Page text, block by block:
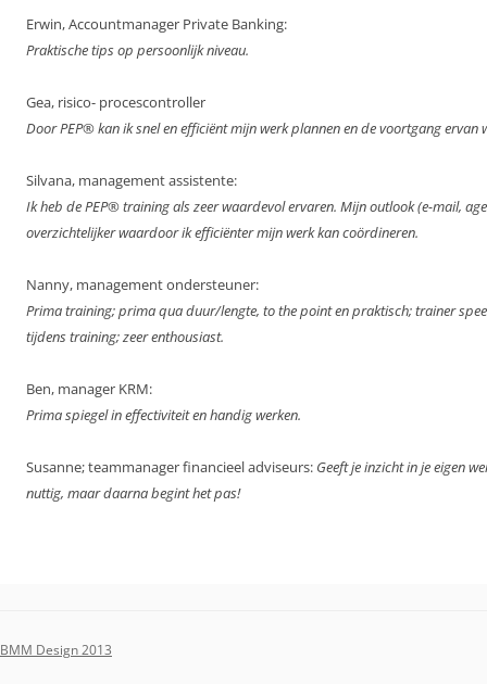
Erwin, Accountmanager Private Banking:
Praktische tips op persoonlijk niveau.
Gea, risico- procescontroller
Door PEP® kan ik snel en efficiënt mijn werk plannen en de voortgang ervan
Silvana, management assistente:
Ik heb de PEP® training als zeer waardevol ervaren. Mijn outlook (e-mail,
overzichtelijker waardoor ik efficiënter mijn werk kan coördineren.
Nanny, management ondersteuner:
Prima training; prima qua duur/lengte, to the point en praktisch; trainer
tijdens training; zeer enthousiast.
Ben, manager KRM:
Prima spiegel in effectiviteit en handig werken.
Susanne; teammanager financieel adviseurs: Geeft je inzicht in je eigen
nuttig, maar daarna begint het pas!
BMM Design 2013